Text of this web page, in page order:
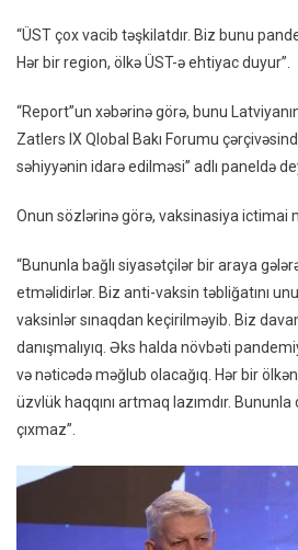
“ÜST çox vacib təşkilatdır. Biz bunu
Hər bir region, ölkə ÜST-ə ehtiyac duyur”.
“Report”un xəbərinə görə, bunu
Zatlers IX Qlobal Bakı Forumu
səhiyyənin idarə edilməsi” adlı paneldə
Onun sözlərinə görə, vaksinasiya ictimai
“Bununla bağlı siyasətçilər bir araya
etməlidirlər. Biz anti-vaksin təbliğatını
vaksinlər sınaqdan keçirilməyib. Biz
danışmalıyıq. Əks halda növbəti
və nəticədə məğlub olacağıq. Hər bir
üzvlük haqqını artmaq lazımdır.
çıxmaz”.